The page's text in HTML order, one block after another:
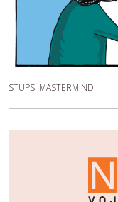
STUPS: MASTERMIND